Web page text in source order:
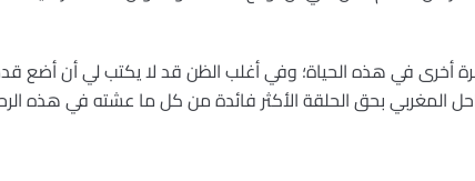
أخرى في هذه الحياة؛ وفي أغلب الظن قد لا يكتب لي أن
المغربي بحق الحلقة الأكثر فائدة من كل ما عشته في هذه